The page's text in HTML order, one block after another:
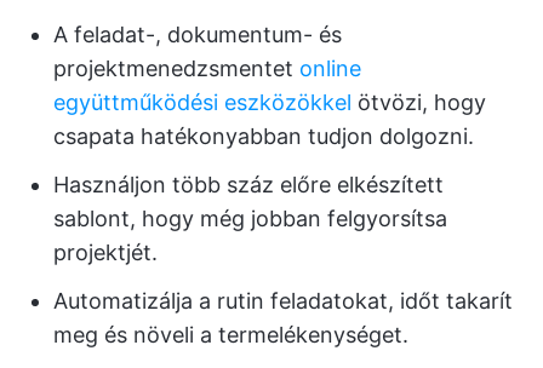
A feladat-, dokumentum- és
projektmenedzsmentet online
együttműködési eszközökkel ötvözi, hogy
csapata hatékonyabban tudjon dolgozni.
Használjon több száz előre elkészített
sablont, hogy még jobban felgyorsítsa
projektjét.
Automatizálja a rutin feladatokat, időt takarít
meg és növeli a termelékenységet.